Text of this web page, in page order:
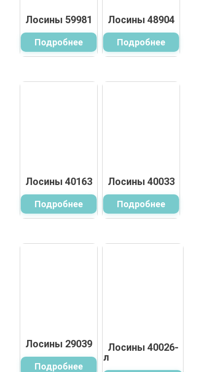
Лосины 59981
Подробнее
Лосины 48904
Подробнее
Лосины 40163
Подробнее
Лосины 40033
Подробнее
Лосины 29039
Подробнее
Лосины 40026-
л